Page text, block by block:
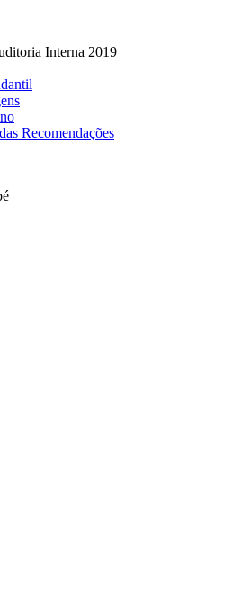
Interna 2019
Recomendações